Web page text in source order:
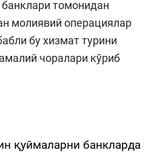
томонидан
молиявий операциялар
бу хизмат турини
чоралари кўриб
қуймаларни банкларда